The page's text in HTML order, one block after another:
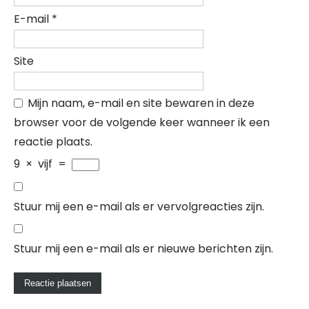
E-mail *
Site
Mijn naam, e-mail en site bewaren in deze
browser voor de volgende keer wanneer ik een
reactie plaats.
9 × vijf =
Stuur mij een e-mail als er vervolgreacties zijn.
Stuur mij een e-mail als er nieuwe berichten zijn.